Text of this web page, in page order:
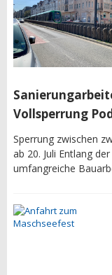
Vollsperrung
Sperrung zwischen
ab 20. Juli Entlang
umfangreiche